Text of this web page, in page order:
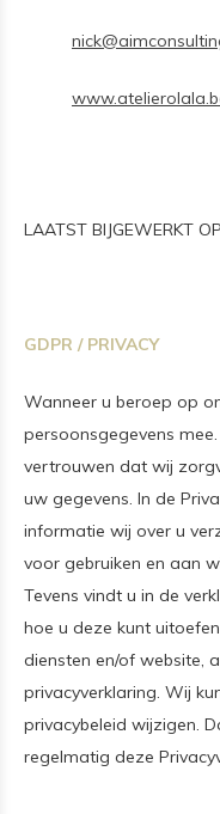
LAATST BIJGEWERKT
GDPR / PRIVACY
Wanneer u beroep op
persoonsgegevens
vertrouwen dat wij
uw gegevens. In de
informatie wij over u
voor gebruiken en aan
Tevens vindt u in de
hoe u deze kunt
diensten en/of website,
privacyverklaring. Wij
privacybeleid wijzigen.
regelmatig deze